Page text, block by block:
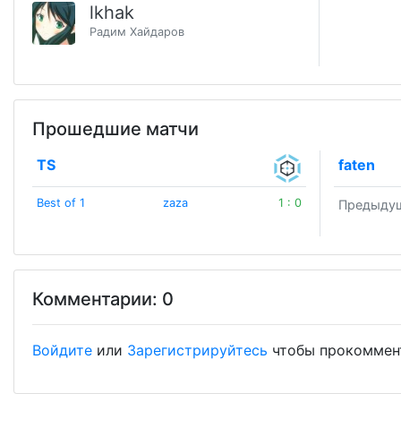
lkhak
Радим Хайдаров
Прошедшие матчи
TS
Best of 1 zaza 1 : 0
faten
Комментарии: 0
Войдите или Зарегистрируйтесь чтобы